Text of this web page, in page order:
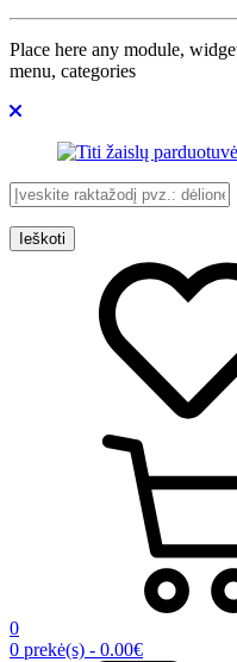
Place here any module,
menu, categories
Ieškoti
0
0 prekė(s) - 0.00€